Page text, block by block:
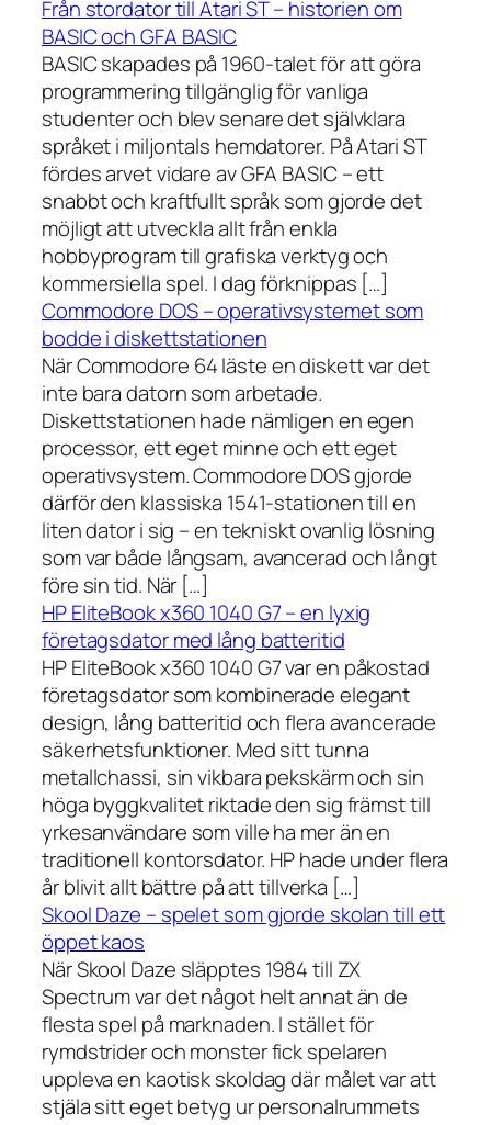
Från stordator till Atari ST – historien om
BASIC och GFA BASIC
BASIC skapades på 1960-talet för att göra
programmering tillgänglig för vanliga
studenter och blev senare det självklara
språket i miljontals hemdatorer. På Atari ST
fördes arvet vidare av GFA BASIC – ett
snabbt och kraftfullt språk som gjorde det
möjligt att utveckla allt från enkla
hobbyprogram till grafiska verktyg och
kommersiella spel. I dag förknippas […]
Commodore DOS – operativsystemet som
bodde i diskettstationen
När Commodore 64 läste en diskett var det
inte bara datorn som arbetade.
Diskettstationen hade nämligen en egen
processor, ett eget minne och ett eget
operativsystem. Commodore DOS gjorde
därför den klassiska 1541-stationen till en
liten dator i sig – en tekniskt ovanlig lösning
som var både långsam, avancerad och långt
före sin tid. När […]
HP EliteBook x360 1040 G7 – en lyxig
företagsdator med lång batteritid
HP EliteBook x360 1040 G7 var en påkostad
företagsdator som kombinerade elegant
design, lång batteritid och flera avancerade
säkerhetsfunktioner. Med sitt tunna
metallchassi, sin vikbara pekskärm och sin
höga byggkvalitet riktade den sig främst till
yrkesanvändare som ville ha mer än en
traditionell kontorsdator. HP hade under flera
år blivit allt bättre på att tillverka […]
Skool Daze – spelet som gjorde skolan till ett
öppet kaos
När Skool Daze släpptes 1984 till ZX
Spectrum var det något helt annat än de
flesta spel på marknaden. I stället för
rymdstrider och monster fick spelaren
uppleva en kaotisk skoldag där målet var att
stjäla sitt eget betyg ur personalrummets